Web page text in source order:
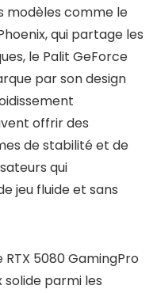
modèles comme le
qui partage les
le Palit GeForce
par son design
offrir des
de stabilité et de
qui
jeu fluide et sans
5080 GamingPro
parmi les